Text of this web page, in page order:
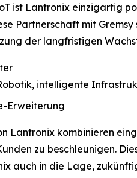
ist Lantronix einzigartig
Partnerschaft mit
der langfristigen
intelligente
Erweiterung
Lantronix kombinieren
zu beschleunigen.
auch in die Lage,